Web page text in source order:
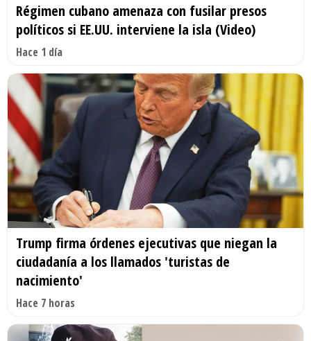
Régimen cubano amenaza con fusilar presos
políticos si EE.UU. interviene la isla (Video)
Hace 1 día
Trump firma órdenes ejecutivas que niegan la
ciudadanía a los llamados 'turistas de
nacimiento'
Hace 7 horas